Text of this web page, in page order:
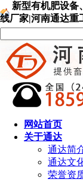
新型有机肥设备
线厂家|河南通达重
网站首页
关于通达
通达简
通达文
荣誉资